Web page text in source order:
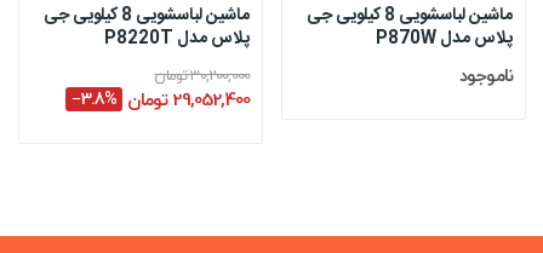
ماشین لباسشویی 8 کیلویی جی
پلاس مدل P8220T
30,200,000 تومان
29,052,400 تومان ‎−3.8%
ماشین لباسشویی 8 کیلویی جی
پلاس مدل P870W
ناموجود